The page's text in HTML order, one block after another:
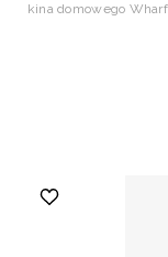
kina domowego